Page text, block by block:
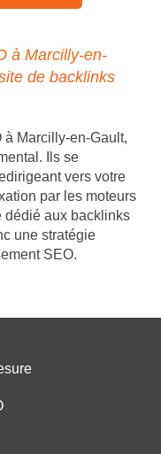
à Marcilly-en-
de backlinks
à Marcilly-en-Gault,
Ils se
vers votre
par les moteurs
dédié aux backlinks
une stratégie
SEO.